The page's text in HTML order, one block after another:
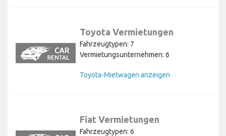
Toyota Vermietungen
Fahrzeugtypen: 7
Vermietungsunternehmen: 6
Toyota-Mietwagen anzeigen
Fiat Vermietungen
Fahrzeugtypen: 6